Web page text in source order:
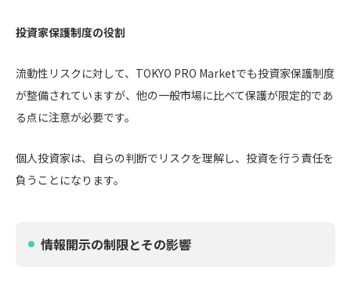
投資家保護制度の役割
流動性リスクに対して、TOKYO PRO Marketでも投資家保護制度
が整備されていますが、他の一般市場に比べて保護が限定的であ
る点に注意が必要です。
個人投資家は、自らの判断でリスクを理解し、投資を行う責任を
負うことになります。
情報開示の制限とその影響